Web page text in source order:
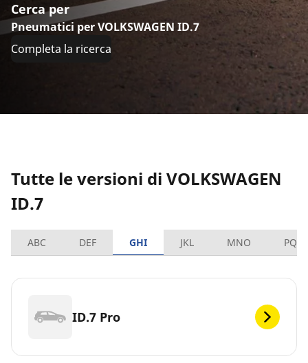
Cerca per
Pneumatici per VOLKSWAGEN ID.7
Completa la ricerca
Tutte le versioni di VOLKSWAGEN
ID.7
ABC DEF GHI JKL MNO PQRS
ID.7 Pro